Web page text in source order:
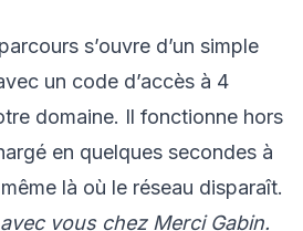
s’ouvre d’un simple
un code d’accès à 4
domaine. Il fonctionne hors
en quelques secondes à
là où le réseau disparaît.
avec vous chez Merci Gabin.